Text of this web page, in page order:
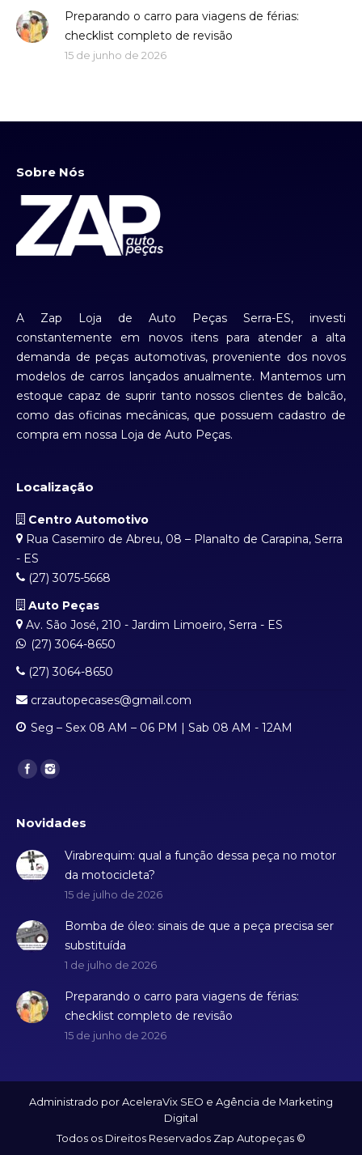
Preparando o carro para viagens de férias:
checklist completo de revisão
15 de junho de 2026
Sobre Nós
A Zap Loja de Auto Peças Serra-ES, investi
constantemente em novos itens para atender a alta
demanda de peças automotivas, proveniente dos novos
modelos de carros lançados anualmente. Mantemos um
estoque capaz de suprir tanto nossos clientes de balcão,
como das oficinas mecânicas, que possuem cadastro de
compra em nossa Loja de Auto Peças.
Localização
Centro Automotivo
Rua Casemiro de Abreu, 08 – Planalto de Carapina, Serra
- ES
(27) 3075-5668
Auto Peças
Av. São José, 210 - Jardim Limoeiro, Serra - ES
(27) 3064-8650
(27) 3064-8650
crzautopecases@gmail.com
Seg – Sex 08 AM – 06 PM | Sab 08 AM - 12AM
Find us on:
Novidades
Virabrequim: qual a função dessa peça no motor
da motocicleta?
15 de julho de 2026
Bomba de óleo: sinais de que a peça precisa ser
substituída
1 de julho de 2026
Preparando o carro para viagens de férias:
checklist completo de revisão
15 de junho de 2026
Administrado por AceleraVix SEO e Agência de Marketing
Digital
Todos os Direitos Reservados Zap Autopeças ©